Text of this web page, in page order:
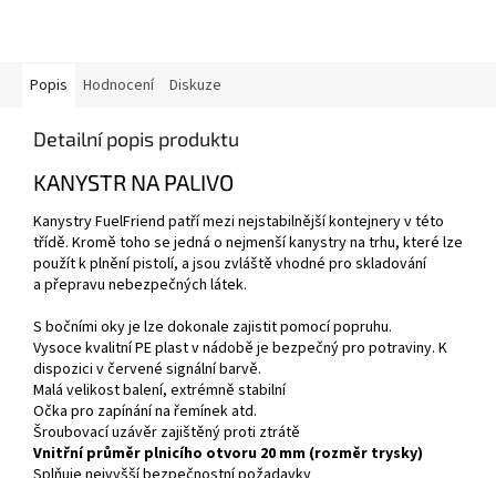
Popis Hodnocení Diskuze
Detailní popis produktu
KANYSTR NA PALIVO
Kanystry FuelFriend patří mezi nejstabilnější kontejnery v této
třídě. Kromě toho se jedná o nejmenší kanystry na trhu, které lze
použít k plnění pistolí, a jsou zvláště vhodné pro skladování
a přepravu nebezpečných látek.
S bočními oky je lze dokonale zajistit pomocí popruhu.
Vysoce kvalitní PE plast v nádobě je bezpečný pro potraviny. K
dispozici v červené signální barvě.
Malá velikost balení, extrémně stabilní
Očka pro zapínání na řemínek atd.
Šroubovací uzávěr zajištěný proti ztrátě
Vnitřní průměr plnicího otvoru 20 mm (rozměr trysky)